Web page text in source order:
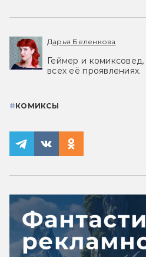
Дарья Беленкова
Геймер и
всех её проявлениях.
#КОМИКСЫ